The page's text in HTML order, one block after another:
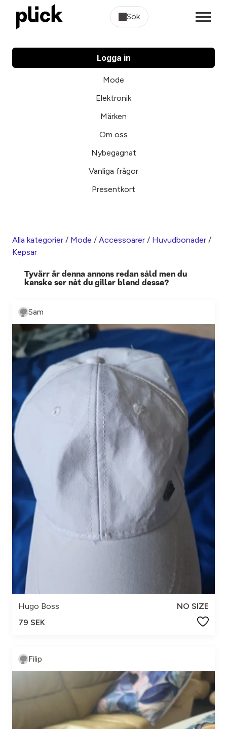
Sök
Logga in
Mode
Elektronik
Märken
Om oss
Nybegagnat
Vanliga frågor
Presentkort
Alla kategorier / Mode / Accessoarer / Huvudbonader /
Kepsar
Tyvärr är denna annons redan såld men du
kanske ser nåt du gillar bland dessa?
Sam
Hugo Boss
NO SIZE
79 SEK
Filip